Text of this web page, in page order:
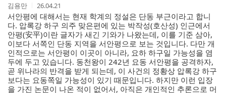
작
성
자
김용만
작
성
시
간
26.04.21
서안평에 대해서는 현재 학계의 정설은 단동 부근이라고 합니
다. 압록강 하구 의주 맞은편에 있는 박작성(호산성) 인근에서
안평(安平)이란 글자가 새긴 기와가 나왔는데, 이를 기준 삼아,
이보다 서쪽인 단동 지역을 서안평으로 보는 것입니다. 다만 개
인적으로는 서안평이 이곳이 아니라, 요하 하구일 가능성을 염
두에 두고 있습니다. 동천왕이 242년 요동 서안평을 공격하자,
곧 위나라의 반격을 받게 되는데, 이 사건의 정황상 압록강 하구
보다는 요동쪽일 가능성이 있기 때문입니다. 하지만 이런 입장
을 가진 논문이 나온 적이 없어서, 아직은 개인적인 추론으로 머